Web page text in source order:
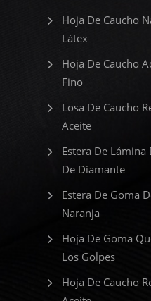
Hoja De Caucho
Látex
Hoja De Caucho
Fino
Losa De Caucho
Aceite
Estera De Lámina
De Diamante
Estera De Goma
Naranja
Hoja De Goma
Los Golpes
Hoja De Caucho